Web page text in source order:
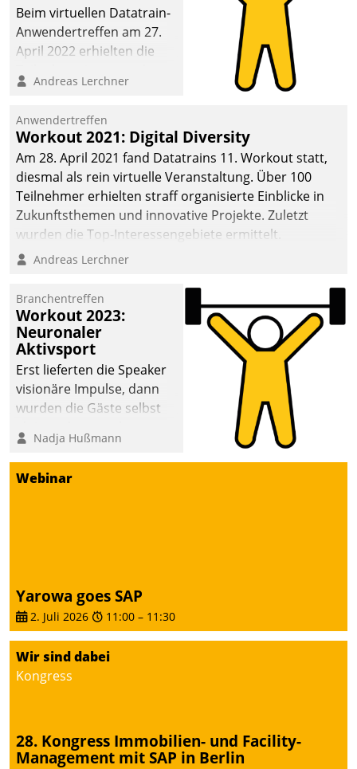
anspruchsvollen
Aufgaben und
abnehmendem
Beim virtuellen Datatrain-
Anwendertreffen am 27.
April 2022 erhielten die
Teilnehmer kurzweilige
Cloud-Strategien und -
Lösungen mit hohem
Zukunftspotenzial.
Andreas Lerchner
Anwendertreffen
Workout 2021: Digital Diversity
Am 28. April 2021 fand Datatrains 11. Workout statt,
diesmal als rein virtuelle Veranstaltung. Über 100
Teilnehmer erhielten straff organisierte Einblicke in
Zukunftsthemen und innovative Projekte. Zuletzt
wurden die Top-Interessengebiete ermittelt.
Andreas Lerchner
Branchentreffen
Workout 2023:
Neuronaler
Aktivsport
Erst lieferten die Speaker
visionäre Impulse, dann
wurden die Gäste selbst
methodisch
Vernetzungsideen fürs
Quartier. Dazwischen
Nadja Hußmann
Webinar
Yarowa goes SAP
2. Juli 2026 11:00 – 11:30
Wir sind dabei
Kongress
28. Kongress Immobilien- und Facility-
Management mit SAP in Berlin